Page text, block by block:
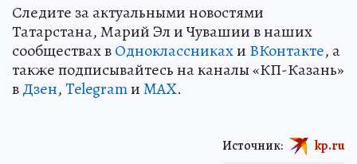
Следите за актуальными новостями
Татарстана, Марий Эл и Чувашии в наших
сообществах вОдноклассникахи ВКонтакте, а
также подписывайтесь на каналы «КП-Казань»
вДзен,TelegramиMAX.
Источник: kp.ru